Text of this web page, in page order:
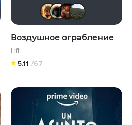
Воздушное ограбление
Lift
5.11 /67